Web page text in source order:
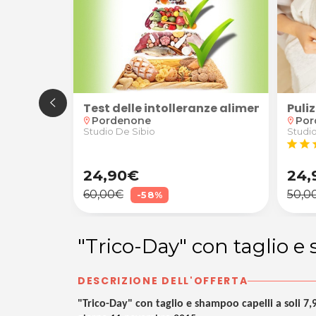
idratante da Elisa Perez Arte Capelli a
con anamnesi, valutazione degli obiettivi e test
Test delle intolleranze alimentari
location_on Pordenone
Studio De Sibio
24,90€
60,00€ -58%
location_on
star star
"Trico-Day" con taglio e
DESCRIZIONE DELL'OFFERTA
"Trico-Day" con taglio e shampoo capelli a soli